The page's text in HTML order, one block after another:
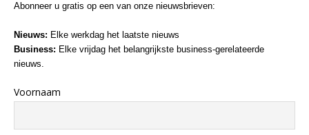
Abonneer u gratis op een van onze nieuwsbrieven:
Nieuws: Elke werkdag het laatste nieuws
Business: Elke vrijdag het belangrijkste business-gerelateerde
nieuws.
Voornaam